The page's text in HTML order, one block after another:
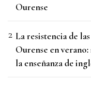
Ourense
La resistencia de
Ourense en
la enseñanza de